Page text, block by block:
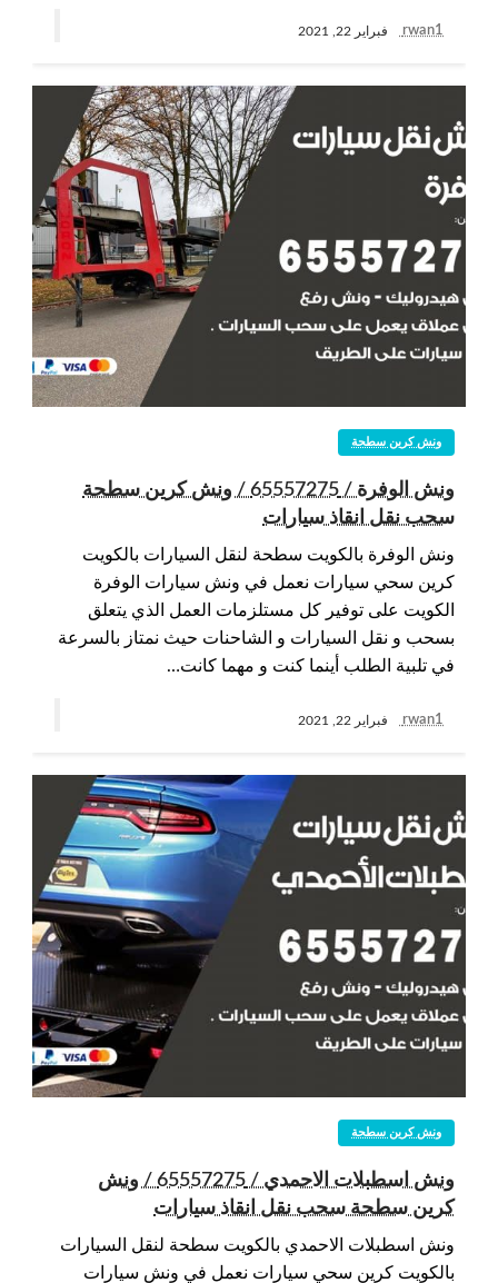
rwan1 فبراير 22, 2021
ونش كرين سطحة
ونش الوفرة / 65557275 / ونش كرين سطحة
سحب نقل انقاذ سيارات
ونش الوفرة بالكويت سطحة لنقل السيارات بالكويت
كرين سحي سيارات نعمل في ونش سيارات الوفرة
الكويت على توفير كل مستلزمات العمل الذي يتعلق
بسحب و نقل السيارات و الشاحنات حيث نمتاز بالسرعة
في تلبية الطلب أينما كنت و مهما كانت…
rwan1 فبراير 22, 2021
ونش كرين سطحة
ونش اسطبلات الاحمدي / 65557275 / ونش
كرين سطحة سحب نقل انقاذ سيارات
ونش اسطبلات الاحمدي بالكويت سطحة لنقل السيارات
بالكويت كرين سحي سيارات نعمل في ونش سيارات